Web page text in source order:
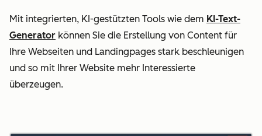
Mit integrierten, KI-gestützten Tools wie dem KI-Text-
Generator können Sie die Erstellung von Content für
Ihre Webseiten und Landingpages stark beschleunigen
und so mit Ihrer Website mehr Interessierte
überzeugen.